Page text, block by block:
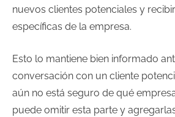
nuevos clientes potenciales y
específicas de la empresa.
Esto lo mantiene bien informado
conversación con un cliente
aún no está seguro de qué
puede omitir esta parte y